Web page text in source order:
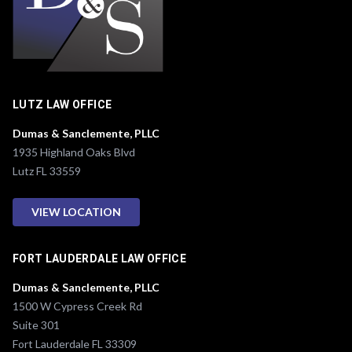
LUTZ LAW OFFICE
Dumas & Sanclemente, PLLC
1935 Highland Oaks Blvd
Lutz FL 33559
VIEW LOCATION
FORT LAUDERDALE LAW OFFICE
Dumas & Sanclemente, PLLC
1500 W Cypress Creek Rd
Suite 301
Fort Lauderdale FL 33309